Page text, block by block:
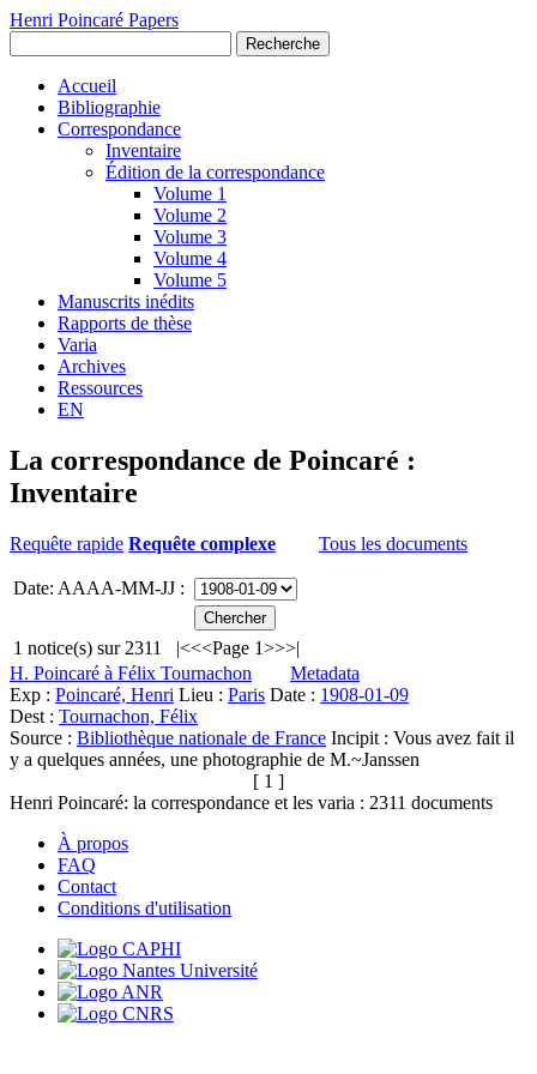
Henri Poincaré Papers
Recherche
Accueil
Bibliographie
Correspondance
Inventaire
Édition de la correspondance
Volume 1
Volume 2
Volume 3
Volume 4
Volume 5
Manuscrits inédits
Rapports de thèse
Varia
Archives
Ressources
EN
La correspondance de Poincaré :
Inventaire
Requête rapide Requête complexe Tous les documents
Date: AAAA-MM-JJ :
1 notice(s) sur 2311 |<<<Page 1>>>|
H. Poincaré à Félix Tournachon
Metadata
Exp : Poincaré, Henri Lieu : Paris Date : 1908-01-09
Dest : Tournachon, Félix
Source : Bibliothèque nationale de France Incipit : Vous avez fait il
y a quelques années, une photographie de M.~Janssen
[ 1 ]
Henri Poincaré: la correspondance et les varia : 2311 documents
À propos
FAQ
Contact
Conditions d'utilisation